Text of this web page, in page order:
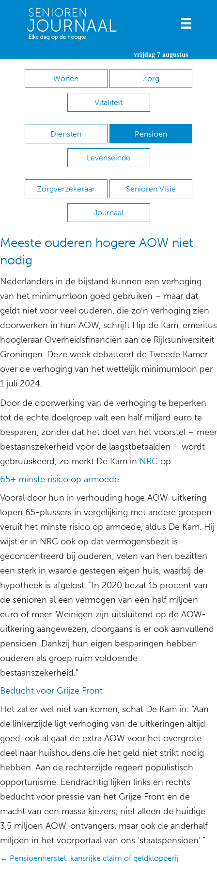
vrijdag 7 augustus
Wonen Zorg
Vitaliteit
Diensten Pensioen
Levenseinde
Zorgverzekeraar Senioren Visie
Journaal
Meeste ouderen hogere AOW niet
nodig
Nederlanders in de bijstand kunnen een verhoging
van het minimumloon goed gebruiken – maar dat
geldt niet voor veel ouderen, die zo’n verhoging zien
doorwerken in hun AOW, schrijft Flip de Kam, emeritus
hoogleraar Overheidsfinanciën aan de Rijksuniversiteit
Groningen. Deze week debatteert de Tweede Kamer
over de verhoging van het wettelijk minimumloon per
1 juli 2024.
Door de doorwerking van de verhoging te beperken
tot de echte doelgroep valt een half miljard euro te
besparen, zonder dat het doel van het voorstel – meer
bestaanszekerheid voor de laagstbetaalden – wordt
gebruuskeerd, zo merkt De Kam in NRC op.
65+ minste risico op armoede
Vooral door hun in verhouding hoge AOW-uitkering
lopen 65-plussers in vergelijking met andere groepen
veruit het minste risico op armoede, aldus De Kam. Hij
wijst er in NRC ook op dat vermogensbezit is
geconcentreerd bij ouderen; velen van hen bezitten
een sterk in waarde gestegen eigen huis, waarbij de
hypotheek is afgelost. “In 2020 bezat 15 procent van
de senioren al een vermogen van een half miljoen
euro of meer. Weinigen zijn uitsluitend op de AOW-
uitkering aangewezen, doorgaans is er ook aanvullend
pensioen. Dankzij hun eigen besparingen hebben
ouderen als groep ruim voldoende
bestaanszekerheid.”
Beducht voor Grijze Front
Het zal er wel niet van komen, schat De Kam in: “Aan
de linkerzijde ligt verhoging van de uitkeringen altijd
goed, ook al gaat de extra AOW voor het overgrote
deel naar huishoudens die het geld niet strikt nodig
hebben. Aan de rechterzijde regeert populistisch
opportunisme. Eendrachtig lijken links en rechts
beducht voor pressie van het Grijze Front en de
macht van een massa kiezers; niet alleen de huidige
3,5 miljoen AOW-ontvangers, maar ook de anderhalf
miljoen in het voorportaal van ons ‘staatspensioen’.”
Posts
← Pensioenherstel: kansrijke claim of geldklopperij